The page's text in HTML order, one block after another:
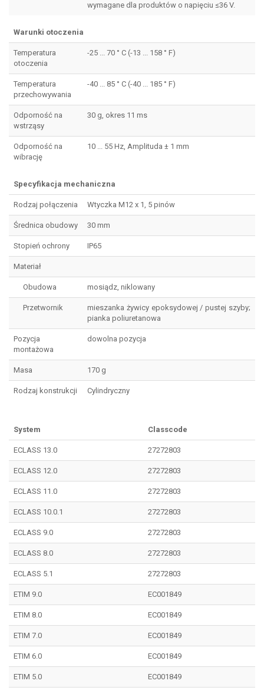
wymagane dla produktów o napięciu ≤36 V.
Warunki otoczenia
Temperatura
otoczenia
-25 ... 70 ° C (-13 ... 158 ° F)
Temperatura
przechowywania
-40 ... 85 ° C (-40 ... 185 ° F)
Odporność na
wstrząsy
30 g, okres 11 ms
Odporność na
wibrację
10 ... 55 Hz, Amplituda ± 1 mm
Specyfikacja mechaniczna
Rodzaj połączenia Wtyczka M12 x 1, 5 pinów
Średnica obudowy 30 mm
Stopień ochrony IP65
Materiał
Obudowa mosiądz, niklowany
Przetwornik
mieszanka żywicy epoksydowej / pustej szyby;
pianka poliuretanowa
Pozycja
montażowa
dowolna pozycja
Masa 170 g
Rodzaj konstrukcji Cylindryczny
System Classcode
ECLASS 13.0 27272803
ECLASS 12.0 27272803
ECLASS 11.0 27272803
ECLASS 10.0.1 27272803
ECLASS 9.0 27272803
ECLASS 8.0 27272803
ECLASS 5.1 27272803
ETIM 9.0 EC001849
ETIM 8.0 EC001849
ETIM 7.0 EC001849
ETIM 6.0 EC001849
ETIM 5.0 EC001849